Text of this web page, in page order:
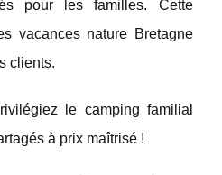
pour les familles. Cette
vacances nature Bretagne
clients.
le camping familial
à prix maîtrisé !